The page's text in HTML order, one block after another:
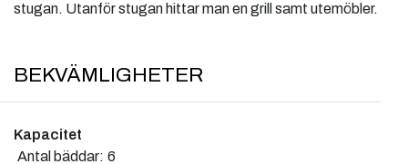
stugan. Utanför stugan hittar man en grill samt utemöbler.
BEKVÄMLIGHETER
Kapacitet
Antal bäddar: 6